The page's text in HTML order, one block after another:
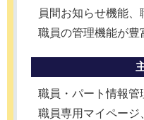
員間お知らせ機能、
職員の管理機能が豊
職員・パート情報管
職員専用マイページ